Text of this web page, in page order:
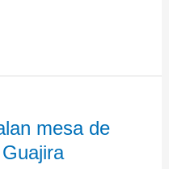
mesa de